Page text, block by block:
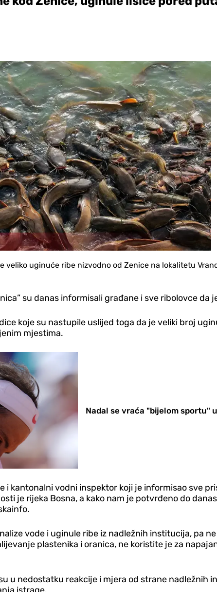
veliko uginuće ribe nizvodno od Zenice na lokalitetu
su danas informisali građane i sve ribolovce
koje su nastupile uslijed toga da je veliki broj
mjestima.
Nadal se vraća "bijelom sportu"
i kantonalni vodni inspektor koji je informisao sve
je rijeka Bosna, a kako nam je potvrđeno do
vode i uginule ribe iz nadležnih institucija, pa
plastenika i oranica, ne koristite je za
u nedostatku reakcije i mjera od strane